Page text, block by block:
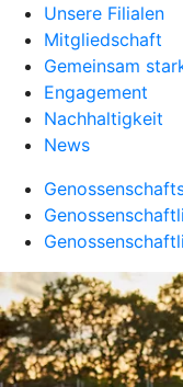
Unsere Filialen
Mitgliedschaft
Gemeinsam
Engagement
Nachhaltigkeit
News